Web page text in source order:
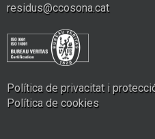
residus@ccosona.cat
Política de privacitat i
Política de cookies